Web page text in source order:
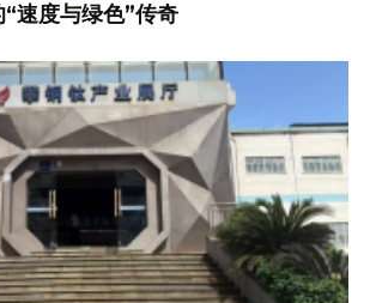
速度与绿色”传奇